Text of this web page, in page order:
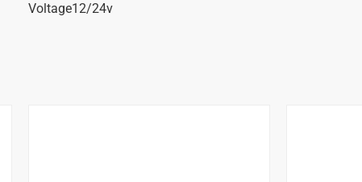
Voltage12/24v